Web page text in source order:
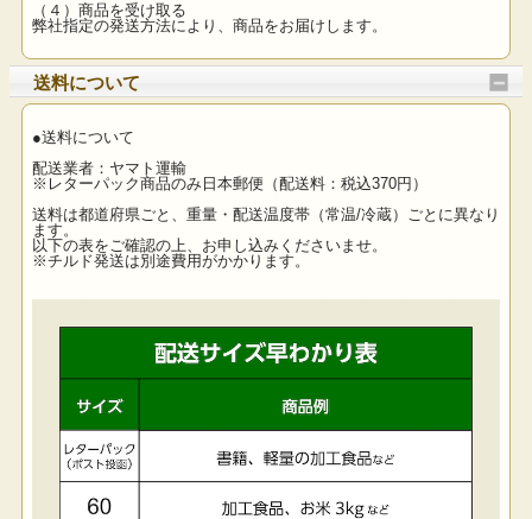
（４）商品を受け取る
弊社指定の発送方法により、商品をお届けします。
送料について
●送料について
配送業者：ヤマト運輸
※レターパック商品のみ日本郵便（配送料：税込370円）
送料は都道府県ごと、重量・配送温度帯（常温/冷蔵）ごとに異なり
ます。
以下の表をご確認の上、お申し込みくださいませ。
※チルド発送は別途費用がかかります。